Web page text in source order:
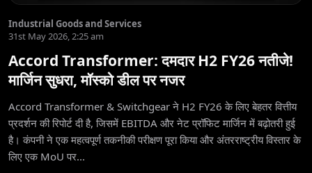
Industrial Goods and Services
31st May 2026, 2:25 am
Accord Transformer: दमदार H2 FY26 नतीजे!
मार्जिन सुधरा, मॉस्को डील पर नजर
Accord Transformer & Switchgear ने H2 FY26 के लिए बेहतर वित्तीय
प्रदर्शन की रिपोर्ट दी है, जिसमें EBITDA और नेट प्रॉफिट मार्जिन में बढ़ोतरी हुई
है। कंपनी ने एक महत्वपूर्ण तकनीकी परीक्षण पूरा किया और अंतरराष्ट्रीय विस्तार के
लिए एक MoU पर...